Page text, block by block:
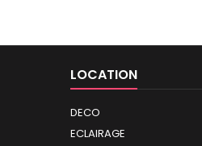
LOCATION
DECO
ECLAIRAGE